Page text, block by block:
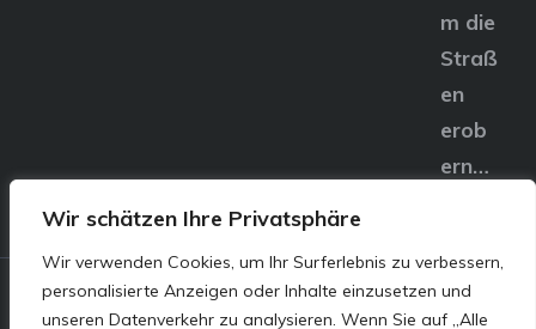
Wir schätzen Ihre Privatsphäre
Wir verwenden Cookies, um Ihr Surferlebnis zu verbessern,
personalisierte Anzeigen oder Inhalte einzusetzen und
unseren Datenverkehr zu analysieren. Wenn Sie auf „Alle
m die
Straß
en
erob
ern…
© E&S Motors GmbH,